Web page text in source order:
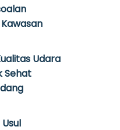
Udara
Sehat